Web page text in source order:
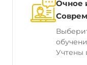
Очное
Учтены